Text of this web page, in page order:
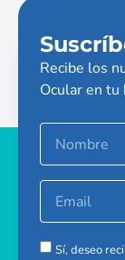
Recibe los
Ocular en tu
Sí, deseo